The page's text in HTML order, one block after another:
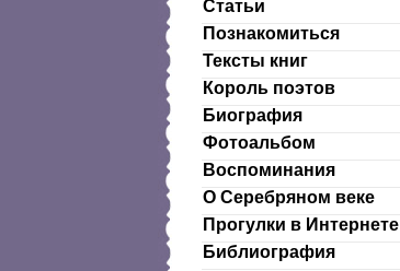
Статьи
Познакомиться
Тексты книг
Король поэтов
Биография
Фотоальбом
Воспоминания
О Серебряном веке
Прогулки в Интернете
Библиография